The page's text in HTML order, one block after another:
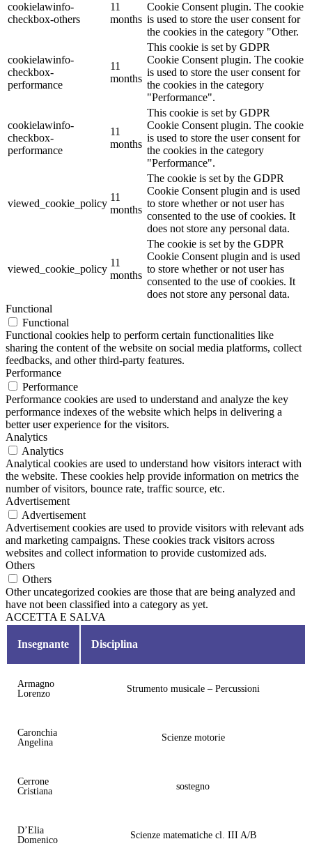
cookielawinfo-
checkbox-others
11
months
Cookie Consent plugin. The cookie
is used to store the user consent for
the cookies in the category "Other.
cookielawinfo-
checkbox-
performance
11
months
This cookie is set by GDPR
Cookie Consent plugin. The cookie
is used to store the user consent for
the cookies in the category
"Performance".
cookielawinfo-
checkbox-
performance
11
months
This cookie is set by GDPR
Cookie Consent plugin. The cookie
is used to store the user consent for
the cookies in the category
"Performance".
viewed_cookie_policy
11
months
The cookie is set by the GDPR
Cookie Consent plugin and is used
to store whether or not user has
consented to the use of cookies. It
does not store any personal data.
viewed_cookie_policy
11
months
The cookie is set by the GDPR
Cookie Consent plugin and is used
to store whether or not user has
consented to the use of cookies. It
does not store any personal data.
Functional
Functional
Functional cookies help to perform certain functionalities like
sharing the content of the website on social media platforms, collect
feedbacks, and other third-party features.
Performance
Performance
Performance cookies are used to understand and analyze the key
performance indexes of the website which helps in delivering a
better user experience for the visitors.
Analytics
Analytics
Analytical cookies are used to understand how visitors interact with
the website. These cookies help provide information on metrics the
number of visitors, bounce rate, traffic source, etc.
Advertisement
Advertisement
Advertisement cookies are used to provide visitors with relevant ads
and marketing campaigns. These cookies track visitors across
websites and collect information to provide customized ads.
Others
Others
Other uncategorized cookies are those that are being analyzed and
have not been classified into a category as yet.
ACCETTA E SALVA
Insegnante Disciplina
Armagno
Lorenzo
Strumento musicale – Percussioni
Caronchia
Angelina
Scienze motorie
Cerrone
Cristiana
sostegno
D’Elia
Domenico
Scienze matematiche cl. III A/B